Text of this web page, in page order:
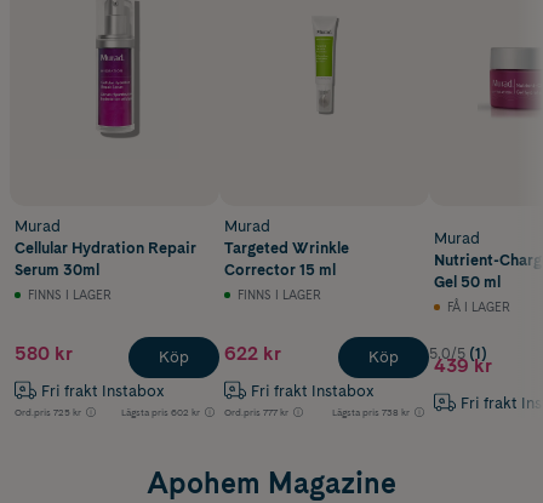
Murad
Cellular Hydration Repair
Serum 30ml
FINNS I LAGER
580 kr
Fri frakt Instabox
Ord.pris 725 kr Lägsta pris 602 kr
Köp
Murad
Targeted Wrinkle
Corrector 15 ml
FINNS I LAGER
622 kr
Fri frakt Instabox
Ord.pris 777 kr Lägsta pris 738 kr
Köp
Murad
Nutrient-
Gel 50 ml
FÅ I LAGER
5.0/5 (1)
439 kr
Fri frakt
Apohem Magazine